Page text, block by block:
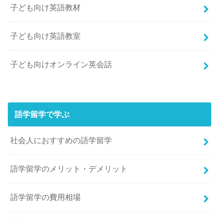
子ども向け英語教材
子ども向け英語教室
子ども向けオンライン英会話
語学留学で学ぶ
社会人におすすめの語学留学
語学留学のメリット・デメリット
語学留学の費用相場